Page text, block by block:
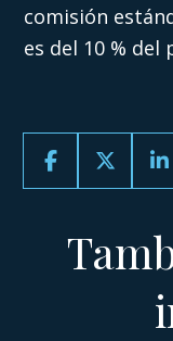
comisión
es del 10 % del